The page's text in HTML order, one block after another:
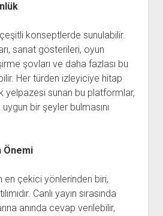
konseptlerde sunulabilir.
sanat gösterileri, oyun
şovları ve daha fazlası bu
Her türden izleyiciye hitap
yelpazesi sunan bu platformlar,
bir şeyler bulmasını
Önemi
en çekici yönlerinden biri,
Canlı yayın sırasında
anında cevap verilebilir,